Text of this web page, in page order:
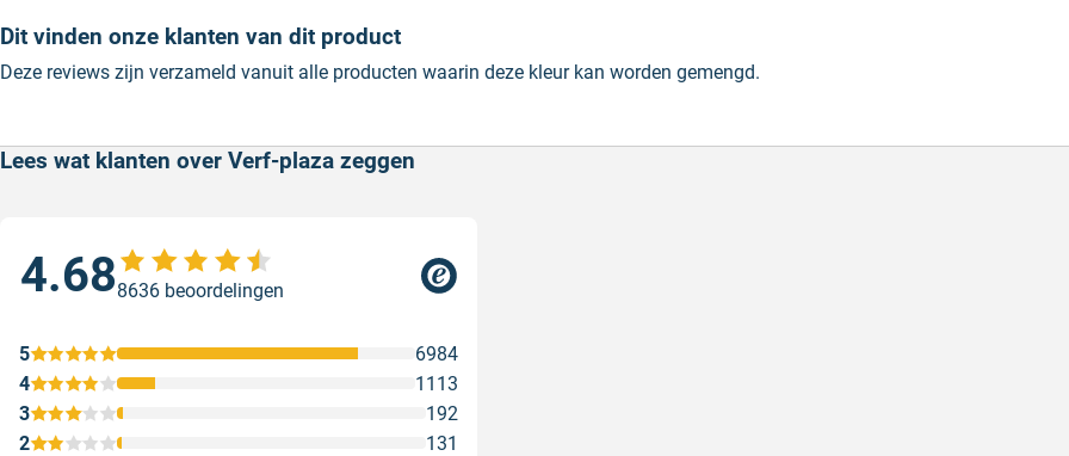
Dit vinden onze klanten van dit product
Deze reviews zijn verzameld vanuit alle producten waarin deze kleur kan worden gemengd.
Lees wat klanten over Verf-plaza zeggen
4.688636 beoordelingen
2 131
3 192
4 1113
5 6984